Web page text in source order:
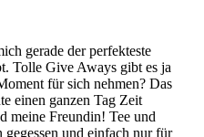
gerade der perfekteste
Tolle Give Aways gibt es ja
für sich nehmen? Das
einen ganzen Tag Zeit
meine Freundin! Tee und
und einfach nur für